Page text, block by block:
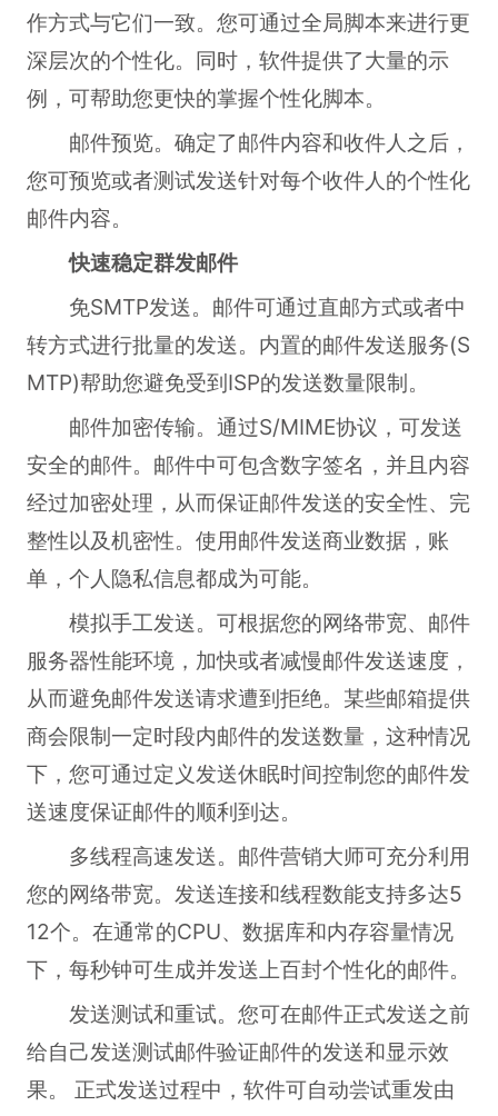
作方式与它们一致。您可通过全局脚本来进行更
深层次的个性化。同时，软件提供了大量的示
例，可帮助您更快的掌握个性化脚本。
邮件预览。确定了邮件内容和收件人之后，
您可预览或者测试发送针对每个收件人的个性化
邮件内容。
快速稳定群发邮件
免SMTP发送。邮件可通过直邮方式或者中
转方式进行批量的发送。内置的邮件发送服务(S
MTP)帮助您避免受到ISP的发送数量限制。
邮件加密传输。通过S/MIME协议，可发送
安全的邮件。邮件中可包含数字签名，并且内容
经过加密处理，从而保证邮件发送的安全性、完
整性以及机密性。使用邮件发送商业数据，账
单，个人隐私信息都成为可能。
模拟手工发送。可根据您的网络带宽、邮件
服务器性能环境，加快或者减慢邮件发送速度，
从而避免邮件发送请求遭到拒绝。某些邮箱提供
商会限制一定时段内邮件的发送数量，这种情况
下，您可通过定义发送休眠时间控制您的邮件发
送速度保证邮件的顺利到达。
多线程高速发送。邮件营销大师可充分利用
您的网络带宽。发送连接和线程数能支持多达5
12个。在通常的CPU、数据库和内存容量情况
下，每秒钟可生成并发送上百封个性化的邮件。
发送测试和重试。您可在邮件正式发送之前
给自己发送测试邮件验证邮件的发送和显示效
果。 正式发送过程中，软件可自动尝试重发由